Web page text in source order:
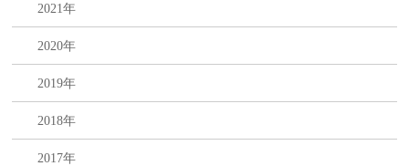
2021年
2020年
2019年
2018年
2017年